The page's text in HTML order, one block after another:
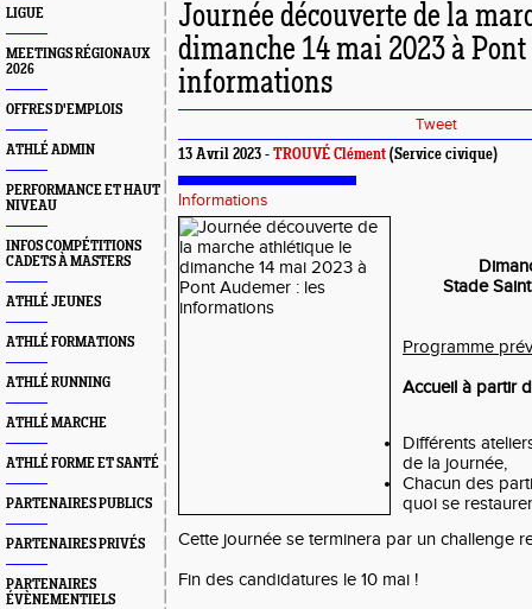
LIGUE
MEETINGS RÉGIONAUX
2026
OFFRES D'EMPLOIS
ATHLÉ ADMIN
PERFORMANCE ET HAUT
NIVEAU
INFOS COMPÉTITIONS
CADETS À MASTERS
ATHLÉ JEUNES
ATHLÉ FORMATIONS
ATHLÉ RUNNING
ATHLÉ MARCHE
ATHLÉ FORME ET SANTÉ
PARTENAIRES PUBLICS
PARTENAIRES PRIVÉS
PARTENAIRES
ÉVÈNEMENTIELS
Journée découverte de la
dimanche 14 mai 2023 à
informations
Tweet
13 Avril 2023 - TROUVÉ Clément (Service civique)
Informations
Stade
Programme
Accueil à partir
Différents
de la journée,
Chacun des
quoi se
Cette journée se terminera par un challenge
Fin des candidatures le 10 mai !